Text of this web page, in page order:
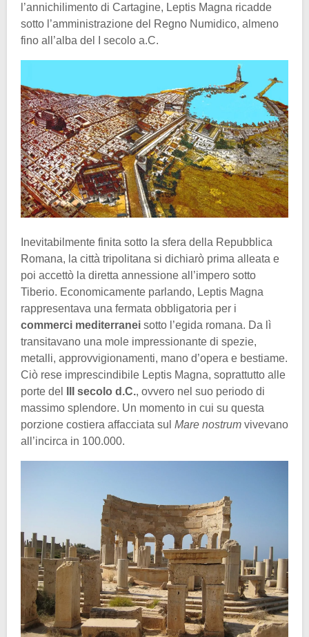
l’annichilimento di Cartagine, Leptis Magna ricadde
sotto l’amministrazione del Regno Numidico, almeno
fino all’alba del I secolo a.C.
Inevitabilmente finita sotto la sfera della Repubblica
Romana, la città tripolitana si dichiarò prima alleata e
poi accettò la diretta annessione all’impero sotto
Tiberio. Economicamente parlando, Leptis Magna
rappresentava una fermata obbligatoria per i
commerci mediterranei sotto l’egida romana. Da lì
transitavano una mole impressionante di spezie,
metalli, approvvigionamenti, mano d’opera e bestiame.
Ciò rese imprescindibile Leptis Magna, soprattutto alle
porte del
III secolo d.C., ovvero nel suo periodo di
massimo splendore. Un momento in cui su questa
porzione costiera affacciata sul Mare nostrum vivevano
all’incirca in 100.000.